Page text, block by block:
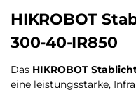
HIKROBOT
300-40-IR850
Das HIKROBOT
eine leistungsstarke,